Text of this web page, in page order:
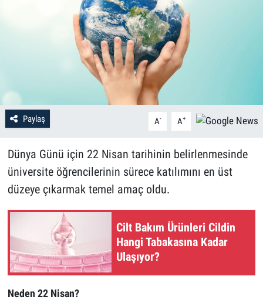
Paylaş A- A+
Dünya Günü için 22 Nisan tarihinin belirlenmesinde
üniversite öğrencilerinin sürece katılımını en üst
düzeye çıkarmak temel amaç oldu.
Cilt Bakım Ürünleri Cildin
Hangi Tabakasına Kadar
Ulaşıyor?
Neden 22 Nisan?